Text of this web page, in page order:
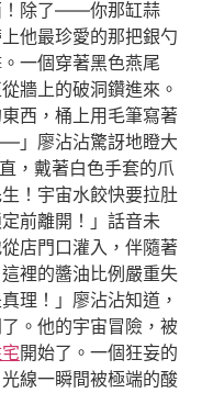
！除了——你那缸蒜
他最珍愛的那把銀勺
一個穿著黑色燕尾
牆上的破洞鑽進來。
西，桶上用毛筆寫著
」廖沾沾驚訝地瞪大
，戴著白色手套的爪
！宇宙水餃快要拉肚
前離開！」話音未
店門口灌入，伴隨著
裡的醬油比例嚴重失
理！」廖沾沾知道，
。他的宇宙冒險，被
開始了。一個狂妄的
線一瞬間被極端的酸